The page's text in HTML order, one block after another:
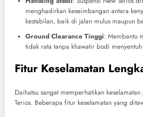
menghadirkan keseimbangan antara
kestabilan, baik di jalan mulus maupun
Ground Clearance Tinggi: Membantu
tidak rata tanpa khawatir bodi
Fitur Keselamatan
Daihatsu sangat memperhatikan
Terios. Beberapa fitur keselamatan yang